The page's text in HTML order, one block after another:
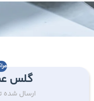
گلس
ارسال شده